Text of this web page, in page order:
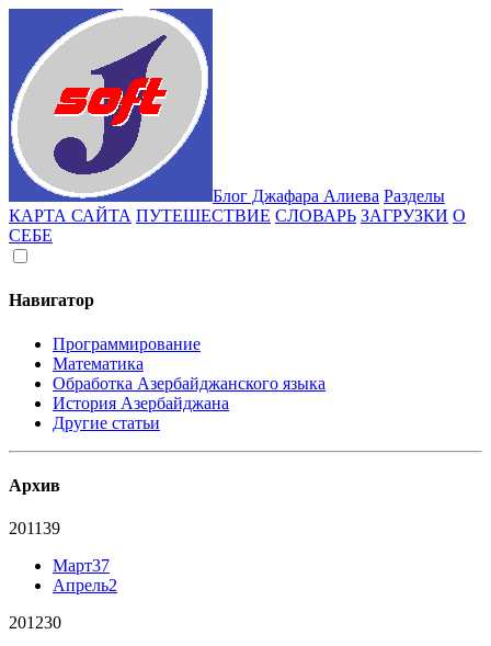
Блог Джафара Алиева Разделы
КАРТА САЙТА ПУТЕШЕСТВИЕ СЛОВАРЬ ЗАГРУЗКИ О
СЕБЕ
Навигатор
Программирование
Математика
Обработка Азербайджанского языка
История Азербайджана
Другие статьи
Архив
201139
Март37
Апрель2
201230